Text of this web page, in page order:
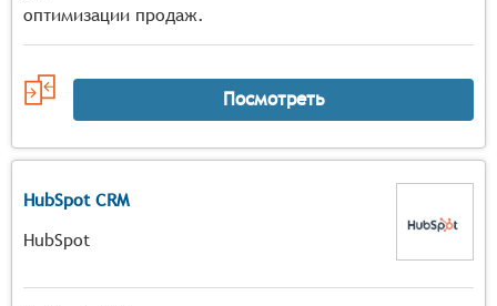
оптимизации продаж.
Посмотреть
HubSpot CRM
HubSpot